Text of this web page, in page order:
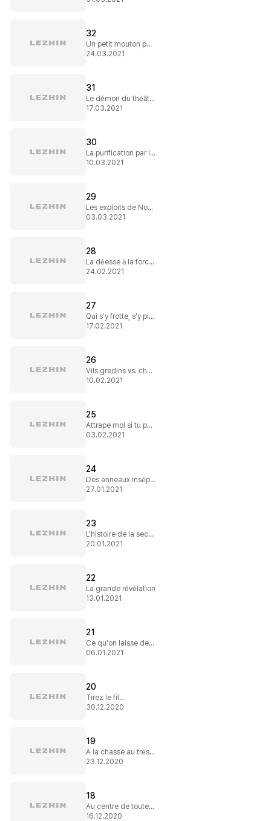
32
Un petit mouton pas si égaré
24.03.2021
31
Le démon du théâtre
17.03.2021
30
La purification par les beaux gosses
10.03.2021
29
Les exploits de Novacasa
03.03.2021
28
La déesse à la force extraordinaire !
24.02.2021
27
Qui s'y frotte, s'y pique !
17.02.2021
26
Vils gredins vs. chevalier justicier
10.02.2021
25
Attrape moi si tu peux !
03.02.2021
24
Des anneaux inséparables
27.01.2021
23
L'histoire de la seconde impératrice
20.01.2021
22
La grande révélation
13.01.2021
21
Ce qu'on laisse derrière soi
06.01.2021
20
Tirez le fil...
30.12.2020
19
À la chasse au trésor !
23.12.2020
18
Au centre de toutes les attentions
16.12.2020